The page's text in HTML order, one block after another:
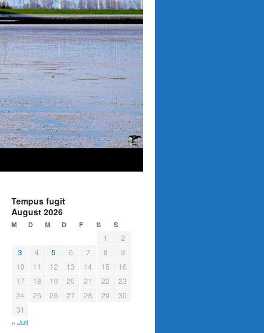
Tempus fugit
August 2026
M D M D F S S
1
2
3
4 5 6 7 8
9
10
11 12 13 14 15
16
17
18 19 20 21 22
23
24
25 26 27 28 29
30
31
« Juli